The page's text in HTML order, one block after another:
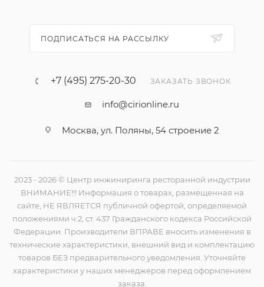
ПОДПИСАТЬСЯ НА РАССЫЛКУ
+7 (495) 275-20-30 ЗАКАЗАТЬ ЗВОНОК
info@cirionline.ru
Москва, ул. Поляны, 54 строение 2
2023 - 2026 © Центр инжиниринга ресторанной индустрии
ВНИМАНИЕ!!! Информация о товарах, размещенная на
сайте, НЕ ЯВЛЯЕТСЯ публичной офертой, определяемой
положениями ч.2, ст. 437 Гражданского кодекса Российской
Федерации. Производители ВПРАВЕ вносить изменения в
технические характеристики, внешний вид и комплектацию
товаров БЕЗ предварительного уведомления. Уточняйте
характеристики у наших менеджеров перед оформлением
заказа.